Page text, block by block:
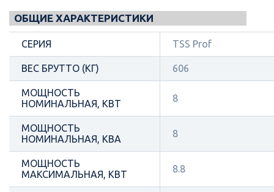
ОБЩИЕ ХАРАКТЕРИСТИКИ
СЕРИЯ TSS Prof
ВЕС БРУТТО (КГ) 606
МОЩНОСТЬ
НОМИНАЛЬНАЯ, КВТ
8
МОЩНОСТЬ
НОМИНАЛЬНАЯ, КВА
8
МОЩНОСТЬ
МАКСИМАЛЬНАЯ, КВТ
8.8